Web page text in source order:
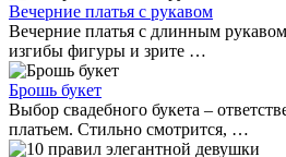
Вечерние платья с рукавом
Вечерние платья с длинным
изгибы фигуры и зрите …
Брошь букет
Выбор свадебного букета –
платьем. Стильно смотрится, …